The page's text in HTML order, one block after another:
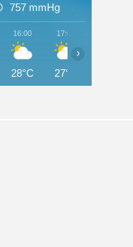
757 mmHg
16:00
28°C
17:00
27°C
›